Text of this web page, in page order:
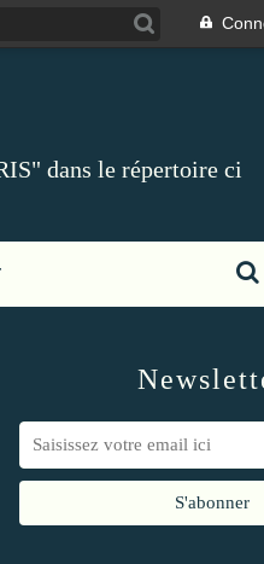
dans le répertoire ci